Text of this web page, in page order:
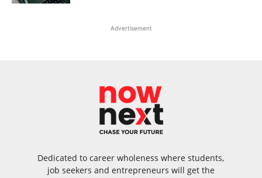
Advertisement
Dedicated to career wholeness where students,
job seekers and entrepreneurs will get the